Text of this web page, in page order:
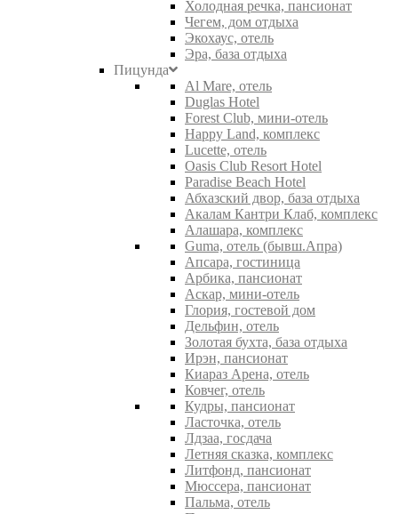
Холодная речка, пансионат
Чегем, дом отдыха
Экохаус, отель
Эра, база отдыха
Пицунда
Al Mare, отель
Duglas Hotel
Forest Club, мини-отель
Happy Land, комплекс
Lucette, отель
Oasis Club Resort Hotel
Paradise Beach Hotel
Абхазский двор, база отдыха
Акалам Кантри Клаб, комплекс
Алашара, комплекс
Guma, отель (бывш.Апра)
Апсара, гостиница
Арбика, пансионат
Аскар, мини-отель
Глория, гостевой дом
Дельфин, отель
Золотая бухта, база отдыха
Ирэн, пансионат
Киараз Арена, отель
Ковчег, отель
Кудры, пансионат
Ласточка, отель
Лдзаа, госдача
Летняя сказка, комплекс
Литфонд, пансионат
Мюссера, пансионат
Пальма, отель